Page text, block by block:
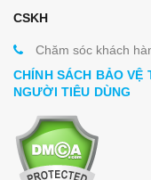
CSKH
Chăm sóc khách
CHÍNH SÁCH BẢO VỆ
NGƯỜI TIÊU DÙNG